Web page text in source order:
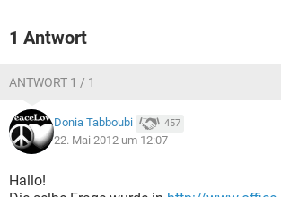
1 Antwort
ANTWORT 1 / 1
Donia Tabboubi 457
22. Mai 2012 um 12:07
Hallo!